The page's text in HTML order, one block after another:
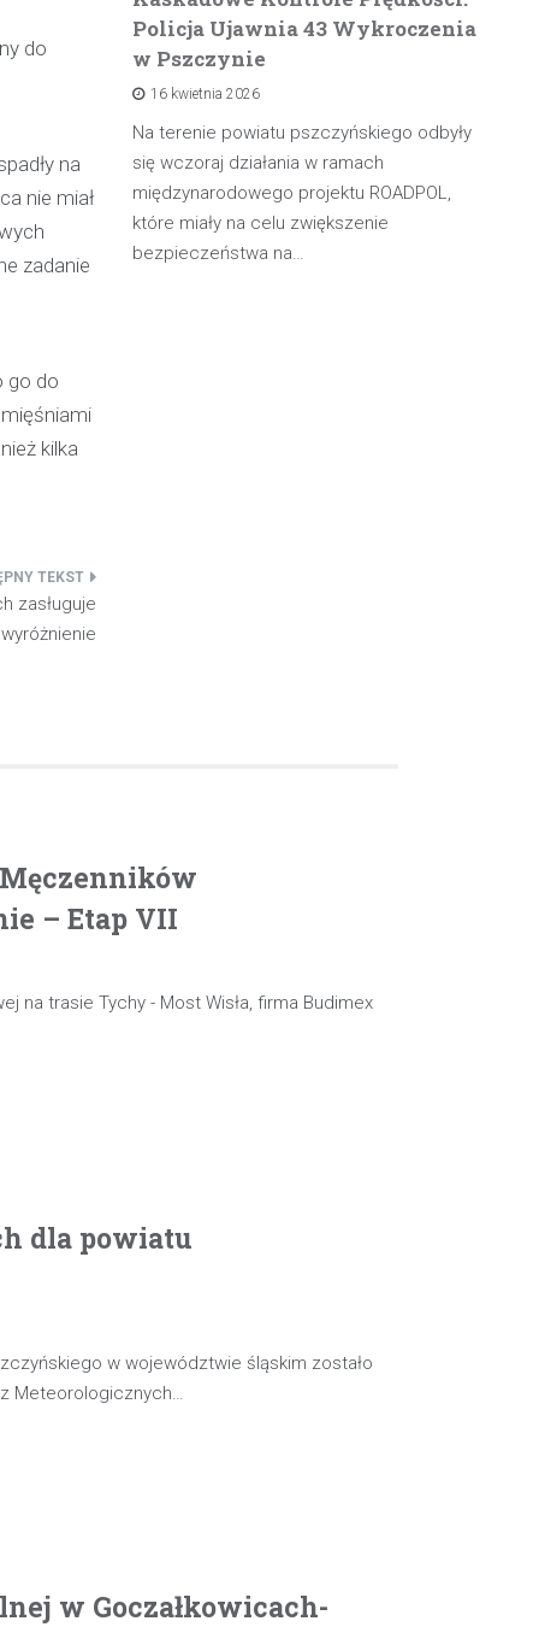
do
na
nie miał
zadanie
go do
kilka
zasługuje
poza
Policja Ujawnia 43 Wykroczenia
w Pszczynie
16 kwietnia 2026
Na terenie powiatu pszczyńskiego odbyły
się wczoraj działania w ramach
międzynarodowego projektu ROADPOL,
które miały na celu zwiększenie
bezpieczeństwa na…
– Etap VII
na trasie Tychy - Most Wisła, firma Budimex
dla powiatu
w województwie śląskim zostało
Meteorologicznych…
w Goczałkowicach-